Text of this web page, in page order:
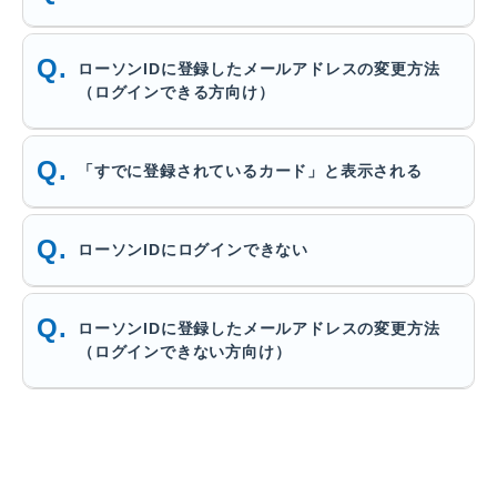
ローソンIDに登録したメールアドレスの変更方法
（ログインできる方向け）
「すでに登録されているカード」と表示される
ローソンIDにログインできない
ローソンIDに登録したメールアドレスの変更方法
（ログインできない方向け）